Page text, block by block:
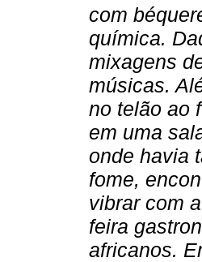
com
química.
mixagens
músicas.
no telão ao
em uma
onde havia
fome,
vibrar com
feira
africanos.